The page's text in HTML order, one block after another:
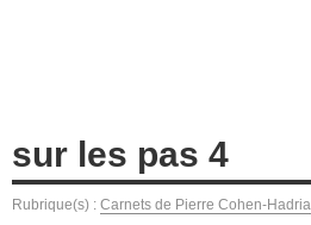
sur les pas 4
Rubrique(s) : Carnets de Pierre Cohen-Hadria